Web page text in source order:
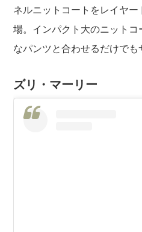
ネルニットコートをレイヤ
場。インパクト大のニット
なパンツと合わせるだけでも
ズリ・マーリー